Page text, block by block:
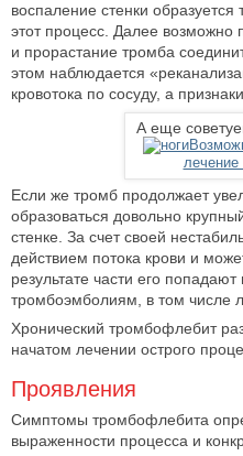
воспаление стенки
этот процесс. Далее возможно
и прорастание тромба
этом наблюдается
кровотока по сосуду, а
А еще
лечение
Если же тромб продолжает
образоваться довольно
стенке. За счет своей
действием потока крови и
результате части его
тромбоэмболиям, в том числе
Хронический тромбофлебит
начатом лечении острого
Проявления
Симптомы тромбофлебита
выраженности процесса и